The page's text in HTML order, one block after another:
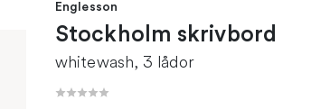
Englesson
Stockholm skrivbord
whitewash, 3 lådor